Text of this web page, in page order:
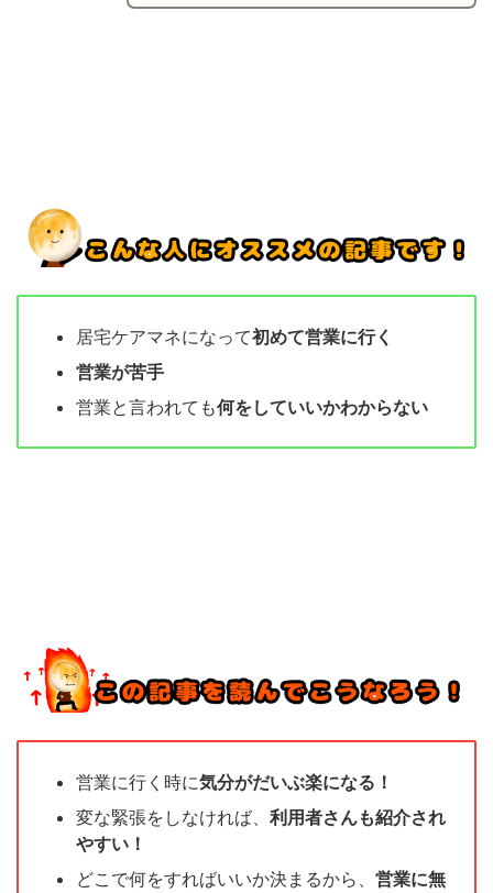
居宅ケアマネになって初めて営業に行く
営業が苦手
営業と言われても何をしていいかわからない
営業に行く時に気分がだいぶ楽になる！
変な緊張をしなければ、 利用者さんも紹介され
やすい！
どこで何をすればいいか決まるから、 営業に無